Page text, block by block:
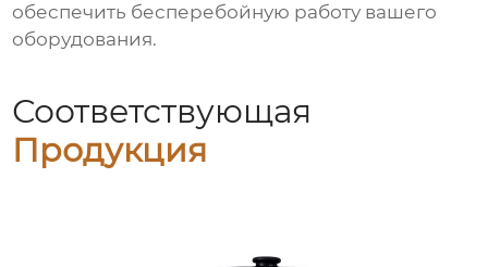
обеспечить бесперебойную работу вашего
оборудования.
Соответствующая
Продукция